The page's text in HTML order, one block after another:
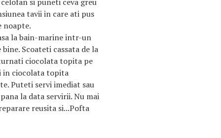
si puneti ceva greu
tavii in care ati pus
noapte.
la bain-marine intr-un
Scoateti cassata de la
ciocolata topita pe
in ciocolata topita
Puteti servi imediat sau
la data servirii. Nu mai
reusita si...Pofta